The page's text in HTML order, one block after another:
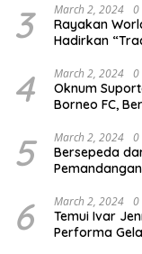
3 March 2, 2024 0
Rayakan
Hadirkan
4 March 2, 2024 0
Oknum
Borneo FC,
5 March 2, 2024 0
Bersepeda
6 March 2, 2024 0
Temui Ivar
Performa